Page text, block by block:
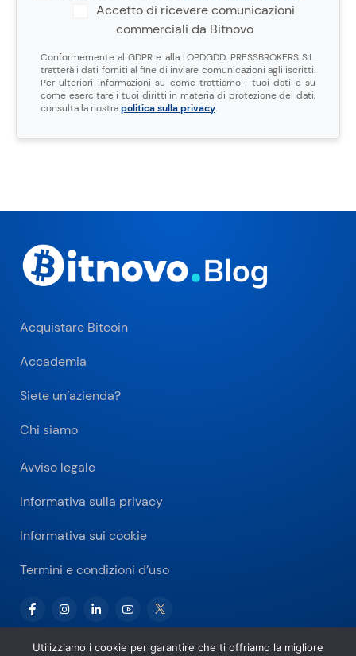
Accetto di ricevere comunicazioni
commerciali da Bitnovo
Conformemente al GDPR e alla LOPDGDD, PRESSBROKERS S.L.
tratterà i dati forniti al fine di inviare comunicazioni agli iscritti.
Per ulteriori informazioni su come trattiamo i tuoi dati e su
come esercitare i tuoi diritti in materia di protezione dei dati,
consulta la nostrapolitica sulla privacy.
Acquistare Bitcoin
Accademia
Siete un’azienda?
Chi siamo
Avviso legale
Informativa sulla privacy
Informativa sui cookie
Termini e condizioni d’uso
Utilizziamo i cookie per garantire che ti offriamo la migliore